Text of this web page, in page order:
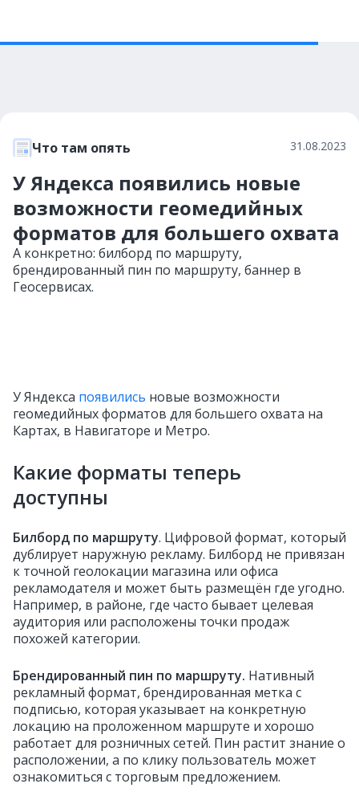
Что там опять 31.08.2023
У Яндекса появились новые
возможности геомедийных
форматов для большего охвата
А конкретно: билборд по маршруту,
брендированный пин по маршруту, баннер в
Геосервисах.
У Яндекса появились новые возможности
геомедийных форматов для большего охвата на
Картах, в Навигаторе и Метро.
Какие форматы теперь
доступны
Билборд по маршруту. Цифровой формат, который
дублирует наружную рекламу. Билборд не привязан
к точной геолокации магазина или офиса
рекламодателя и может быть размещён где угодно.
Например, в районе, где часто бывает целевая
аудитория или расположены точки продаж
похожей категории.
Брендированный пин по маршруту. Нативный
рекламный формат, брендированная метка с
подписью, которая указывает на конкретную
локацию на проложенном маршруте и хорошо
работает для розничных сетей. Пин растит знание о
расположении, а по клику пользователь может
ознакомиться с торговым предложением.